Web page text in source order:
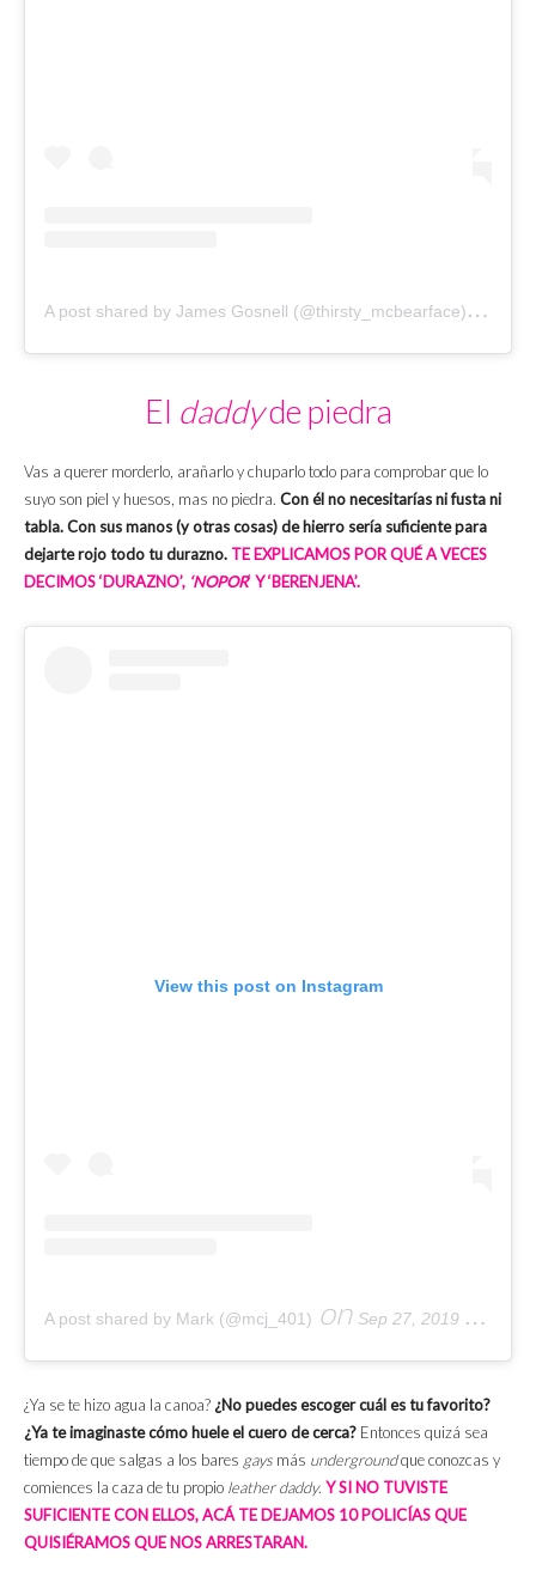
A
post shared by James Gosnell (@thirsty_mcbearface)
on
El daddyde piedra
Vas a querer morderlo, arañarlo y chuparlo todo para comprobar que lo
suyo son piel y huesos, mas no piedra. Con él no necesitarías ni fusta ni
tabla. Con sus manos (y otras cosas) de hierro sería suficiente para
dejarte rojo todo tu durazno. TE EXPLICAMOS POR QUÉ A VECES
DECIMOS ‘DURAZNO’, ‘NOPOR‘ Y ‘BERENJENA’.
View this post on Instagram
A post shared by Mark (@mcj_401) on Sep 27, 2019 at 6:58pm PDT
¿Ya se te hizo agua la canoa? ¿No puedes escoger cuál es tu favorito?
¿Ya te imaginaste cómo huele el cuero de cerca? Entonces quizá sea
tiempo de que salgas a los bares gays más undergroundque conozcas y
comiences la caza de tu propio leather daddy. Y SI NO TUVISTE
SUFICIENTE CON ELLOS, ACÁ TE DEJAMOS 10 POLICÍAS QUE
QUISIÉRAMOS QUE NOS ARRESTARAN.